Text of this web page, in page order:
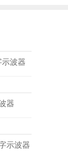
波器
器
示波器